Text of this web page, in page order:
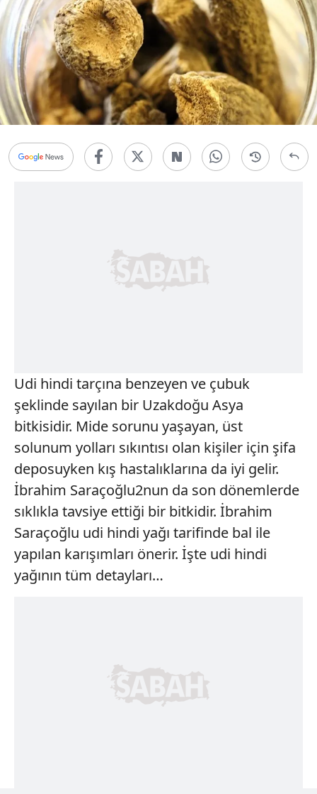
Udi hindi tarçına benzeyen ve çubuk
şeklinde sayılan bir Uzakdoğu Asya
bitkisidir. Mide sorunu yaşayan, üst
solunum yolları sıkıntısı olan kişiler için şifa
deposuyken kış hastalıklarına da iyi gelir.
İbrahim Saraçoğlu2nun da son dönemlerde
sıklıkla tavsiye ettiği bir bitkidir. İbrahim
Saraçoğlu udi hindi yağı tarifinde bal ile
yapılan karışımları önerir. İşte udi hindi
yağının tüm detayları…